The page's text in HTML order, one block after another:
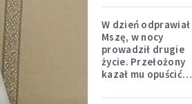
W dzień odprawiał
Mszę, w nocy
prowadził drugie
życie. Przełożony
kazał mu opuścić